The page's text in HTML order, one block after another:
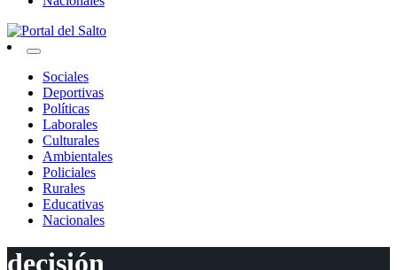
Portal del Salto
Sociales
Deportivas
Políticas
Laborales
Culturales
Ambientales
Policiales
Rurales
Educativas
Nacionales
decisión